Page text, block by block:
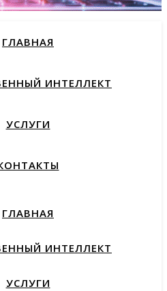
мечты и
этом
ГЛАВНАЯ
ИНТЕЛЛЕКТ
УСЛУГИ
ГЛАВНАЯ
ИНТЕЛЛЕКТ
УСЛУГИ